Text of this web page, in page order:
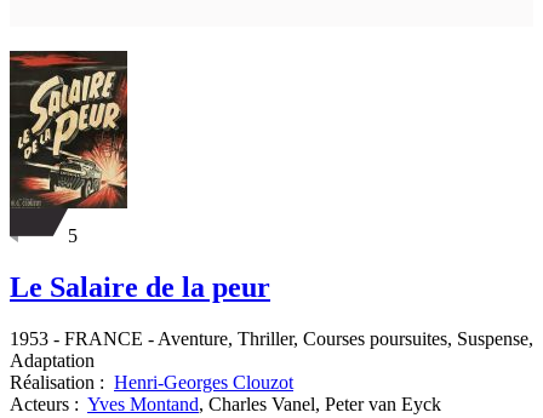
5
Le Salaire de la peur
1953 - FRANCE - Aventure, Thriller, Courses poursuites, Suspense,
Adaptation
Réalisation : Henri-Georges Clouzot
Acteurs : Yves Montand, Charles Vanel, Peter van Eyck